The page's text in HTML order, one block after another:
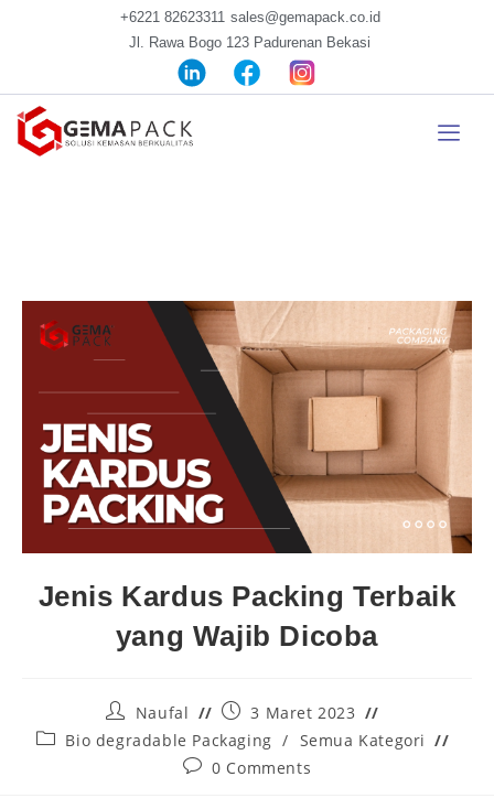
+6221 82623311 sales@gemapack.co.id
Jl. Rawa Bogo 123 Padurenan Bekasi
Jenis Kardus Packing Terbaik
yang Wajib Dicoba
Naufal
3 Maret 2023
Bio degradable Packaging / Semua Kategori
0 Comments